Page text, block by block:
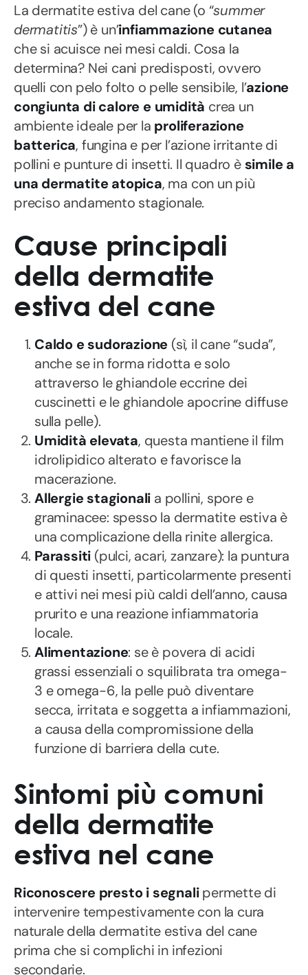
La dermatite estiva del cane (o “summer
dermatitis”) è un’infiammazione cutanea
che si acuisce nei mesi caldi. Cosa la
determina? Nei cani predisposti, ovvero
quelli con pelo folto o pelle sensibile, l’azione
congiunta di calore e umidità crea un
ambiente ideale per la proliferazione
batterica, fungina e per l’azione irritante di
pollini e punture di insetti. Il quadro è simile a
una dermatite atopica, ma con un più
preciso andamento stagionale.
Cause principali
della dermatite
estiva del cane
Caldo e sudorazione (sì, il cane “suda”,
anche se in forma ridotta e solo
attraverso le ghiandole eccrine dei
cuscinetti e le ghiandole apocrine diffuse
sulla pelle).
Umidità elevata, questa mantiene il film
idrolipidico alterato e favorisce la
macerazione.
Allergie stagionali a pollini, spore e
graminacee: spesso la dermatite estiva è
una complicazione della rinite allergica.
Parassiti (pulci, acari, zanzare): la puntura
di questi insetti, particolarmente presenti
e attivi nei mesi più caldi dell’anno, causa
prurito e una reazione infiammatoria
locale.
Alimentazione: se è povera di acidi
grassi essenziali o squilibrata tra omega-
3 e omega-6, la pelle può diventare
secca, irritata e soggetta a infiammazioni,
a causa della compromissione della
funzione di barriera della cute.
Sintomi più comuni
della dermatite
estiva nel cane
Riconoscere presto i segnalipermette di
intervenire tempestivamente con la cura
naturale della dermatite estiva del cane
prima che si complichi in infezioni
secondarie.